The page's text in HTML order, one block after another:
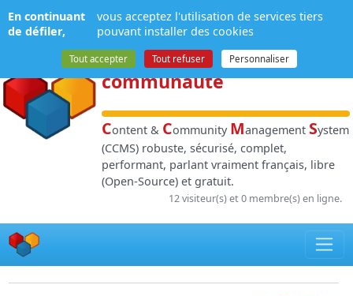
NPDS:Gestion de
contenuet de
communauté
Content & Community Management System
(CCMS) robuste, sécurisé, complet,
performant, parlant vraiment français, libre
(Open-Source) et gratuit.
12 visiteur(s) et 0 membre(s) en ligne.
Panneau de gestion des cookies
En continuant
de défiler,
vous acceptez l'utilisation de services tiers
pouvant installer des cookies
Tout accepter Tout refuser Personnaliser